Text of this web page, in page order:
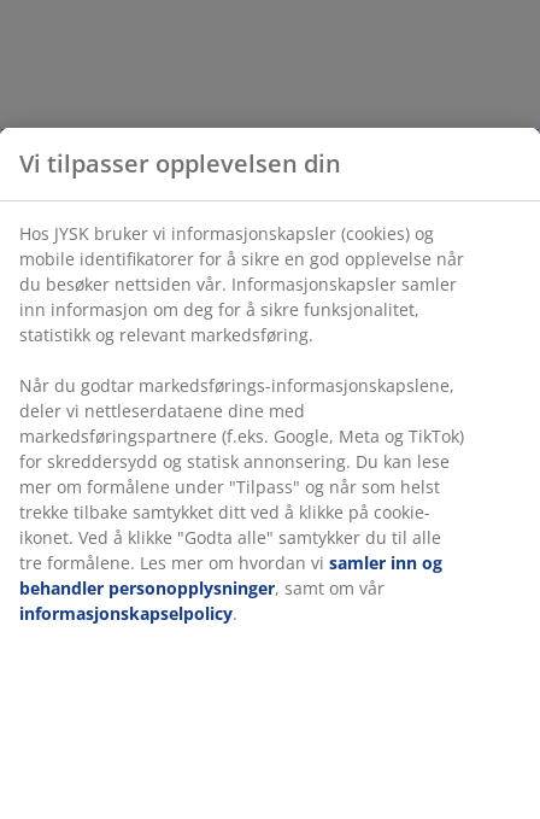
Vi tilpasser opplevelsen din
Hos JYSK bruker vi informasjonskapsler (cookies) og
mobile identifikatorer for å sikre en god opplevelse når
du besøker nettsiden vår. Informasjonskapsler samler
inn informasjon om deg for å sikre funksjonalitet,
statistikk og relevant markedsføring.
Når du godtar markedsførings-informasjonskapslene,
deler vi nettleserdataene dine med
markedsføringspartnere (f.eks. Google, Meta og TikTok)
for skreddersydd og statisk annonsering. Du kan lese
mer om formålene under "Tilpass" og når som helst
trekke tilbake samtykket ditt ved å klikke på cookie-
ikonet. Ved å klikke "Godta alle" samtykker du til alle
tre formålene. Les mer om hvordan vi samler inn og
behandler personopplysninger, samt om vår
informasjonskapselpolicy.